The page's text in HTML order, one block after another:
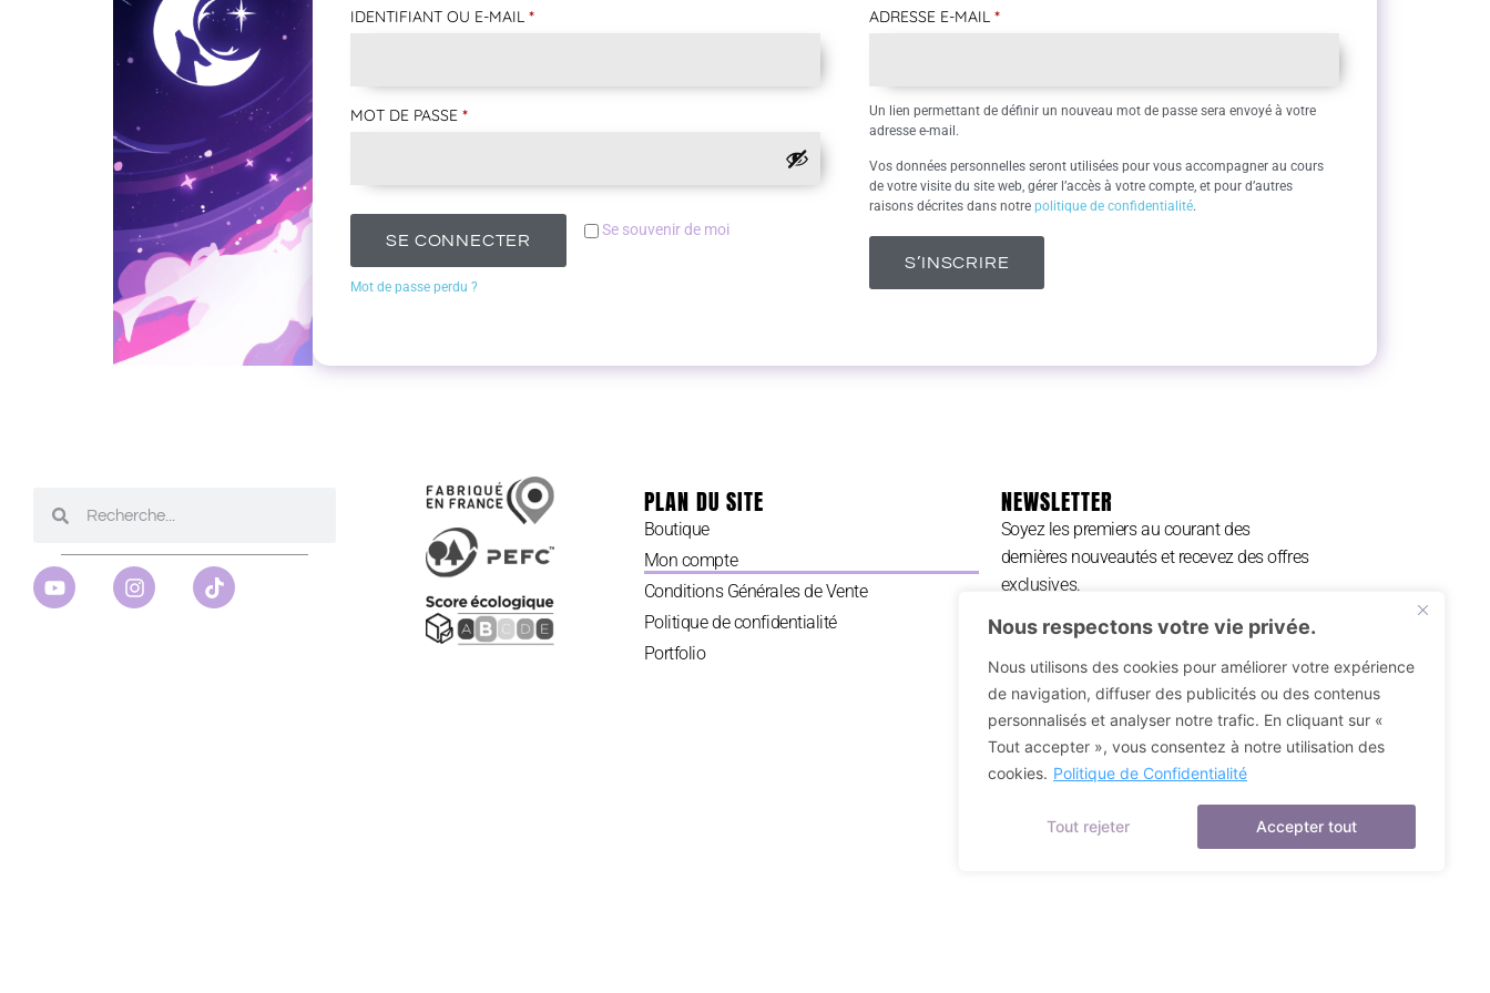
Nous respectons votre vie privée.
Nous utilisons des cookies pour améliorer votre expérience
de navigation, diffuser des publicités ou des contenus
personnalisés et analyser notre trafic. En cliquant sur «
Tout accepter », vous consentez à notre utilisation des
cookies. Politique de Confidentialité
Tout rejeter Accepter tout
IDENTIFIANT OU E-MAIL*
MOT DE PASSE*
Se souvenir de moi
SE CONNECTER
Mot de passe perdu ?
ADRESSE E-MAIL*
Un lien permettant de définir un nouveau mot de passe sera envoyé à votre
adresse e-mail.
Vos données personnelles seront utilisées pour vous accompagner au cours
de votre visite du site web, gérer l’accès à votre compte, et pour d’autres
raisons décrites dans notrepolitique de confidentialité.
S’INSCRIRE
PLAN DU SITE
Boutique
Mon compte
Conditions Générales de Vente
Politique de confidentialité
Portfolio
NEWSLETTER
Soyez les premiers au courant des
dernières nouveautés et recevez des offres
exclusives.
S'INSCRIRE ⟶